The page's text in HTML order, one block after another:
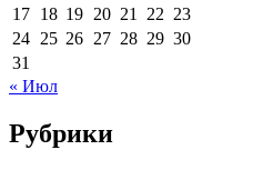
17 18 19 20 21 22 23
24 25 26 27 28 29 30
31
« Июл
Рубрики